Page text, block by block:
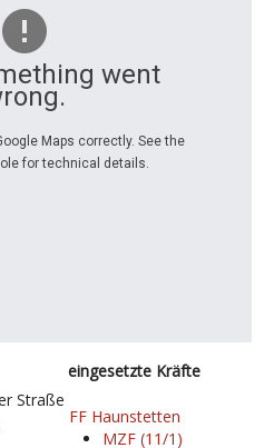
went
Maps correctly. See the
for technical details.
Straße
eingesetzte Kräfte
FF Haunstetten
MZF (11/1)